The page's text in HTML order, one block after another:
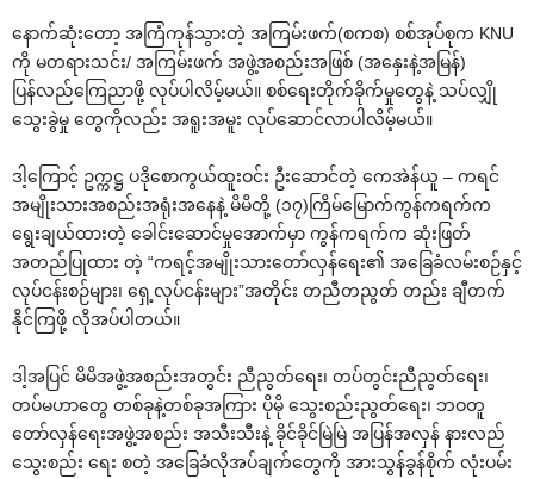
နောက်ဆုံးတော့ အကြံကုန်သွားတဲ့ အကြမ်းဖက်(စကစ) စစ်အုပ်စုက KNU
ကို မတရားသင်း/ အကြမ်းဖက် အဖွဲ့အစည်းအဖြစ် (အနှေးနဲ့အမြန်)
ပြန်လည်ကြေညာဖို့ လုပ်ပါလိမ့်မယ်။ စစ်ရေးတိုက်ခိုက်မှုတွေနဲ့ သပ်လျှို
သွေးခွဲမှု တွေကိုလည်း အရူးအမူး လုပ်ဆောင်လာပါလိမ့်မယ်။
ဒါ့ကြောင့် ဥက္ကဋ္ဌ ပဒိုစောကွယ်ထူးဝင်း ဦးဆောင်တဲ့ ကေအဲန်ယူ – ကရင်
အမျိုးသားအစည်းအရုံးအနေနဲ့ မိမိတို့ (၁၇)ကြိမ်မြောက်ကွန်ကရက်က
ရွေးချယ်ထားတဲ့ ခေါင်းဆောင်မှုအောက်မှာ ကွန်ကရက်က ဆုံးဖြတ်
အတည်ပြုထား တဲ့ “ကရင့်အမျိုးသားတော်လှန်ရေး၏ အခြေခံလမ်းစဉ်နှင့်
လုပ်ငန်းစဉ်များ၊ ရှေ့လုပ်ငန်းများ”အတိုင်း တညီတညွတ် တည်း ချီတက်
နိုင်ကြဖို့ လိုအပ်ပါတယ်။
ဒါ့အပြင် မိမိအဖွဲ့အစည်းအတွင်း ညီညွတ်ရေး၊ တပ်တွင်းညီညွတ်ရေး၊
တပ်မဟာတွေ တစ်ခုနဲ့တစ်ခုအကြား ပိုမို သွေးစည်းညွတ်ရေး၊ ဘဝတူ
တော်လှန်ရေးအဖွဲ့အစည်း အသီးသီးနဲ့ ခိုင်ခိုင်မြဲမြဲ အပြန်အလှန် နားလည်
သွေးစည်း ရေး စတဲ့ အခြေခံလိုအပ်ချက်တွေကို အားသွန်ခွန်စိုက် လုံးပမ်း